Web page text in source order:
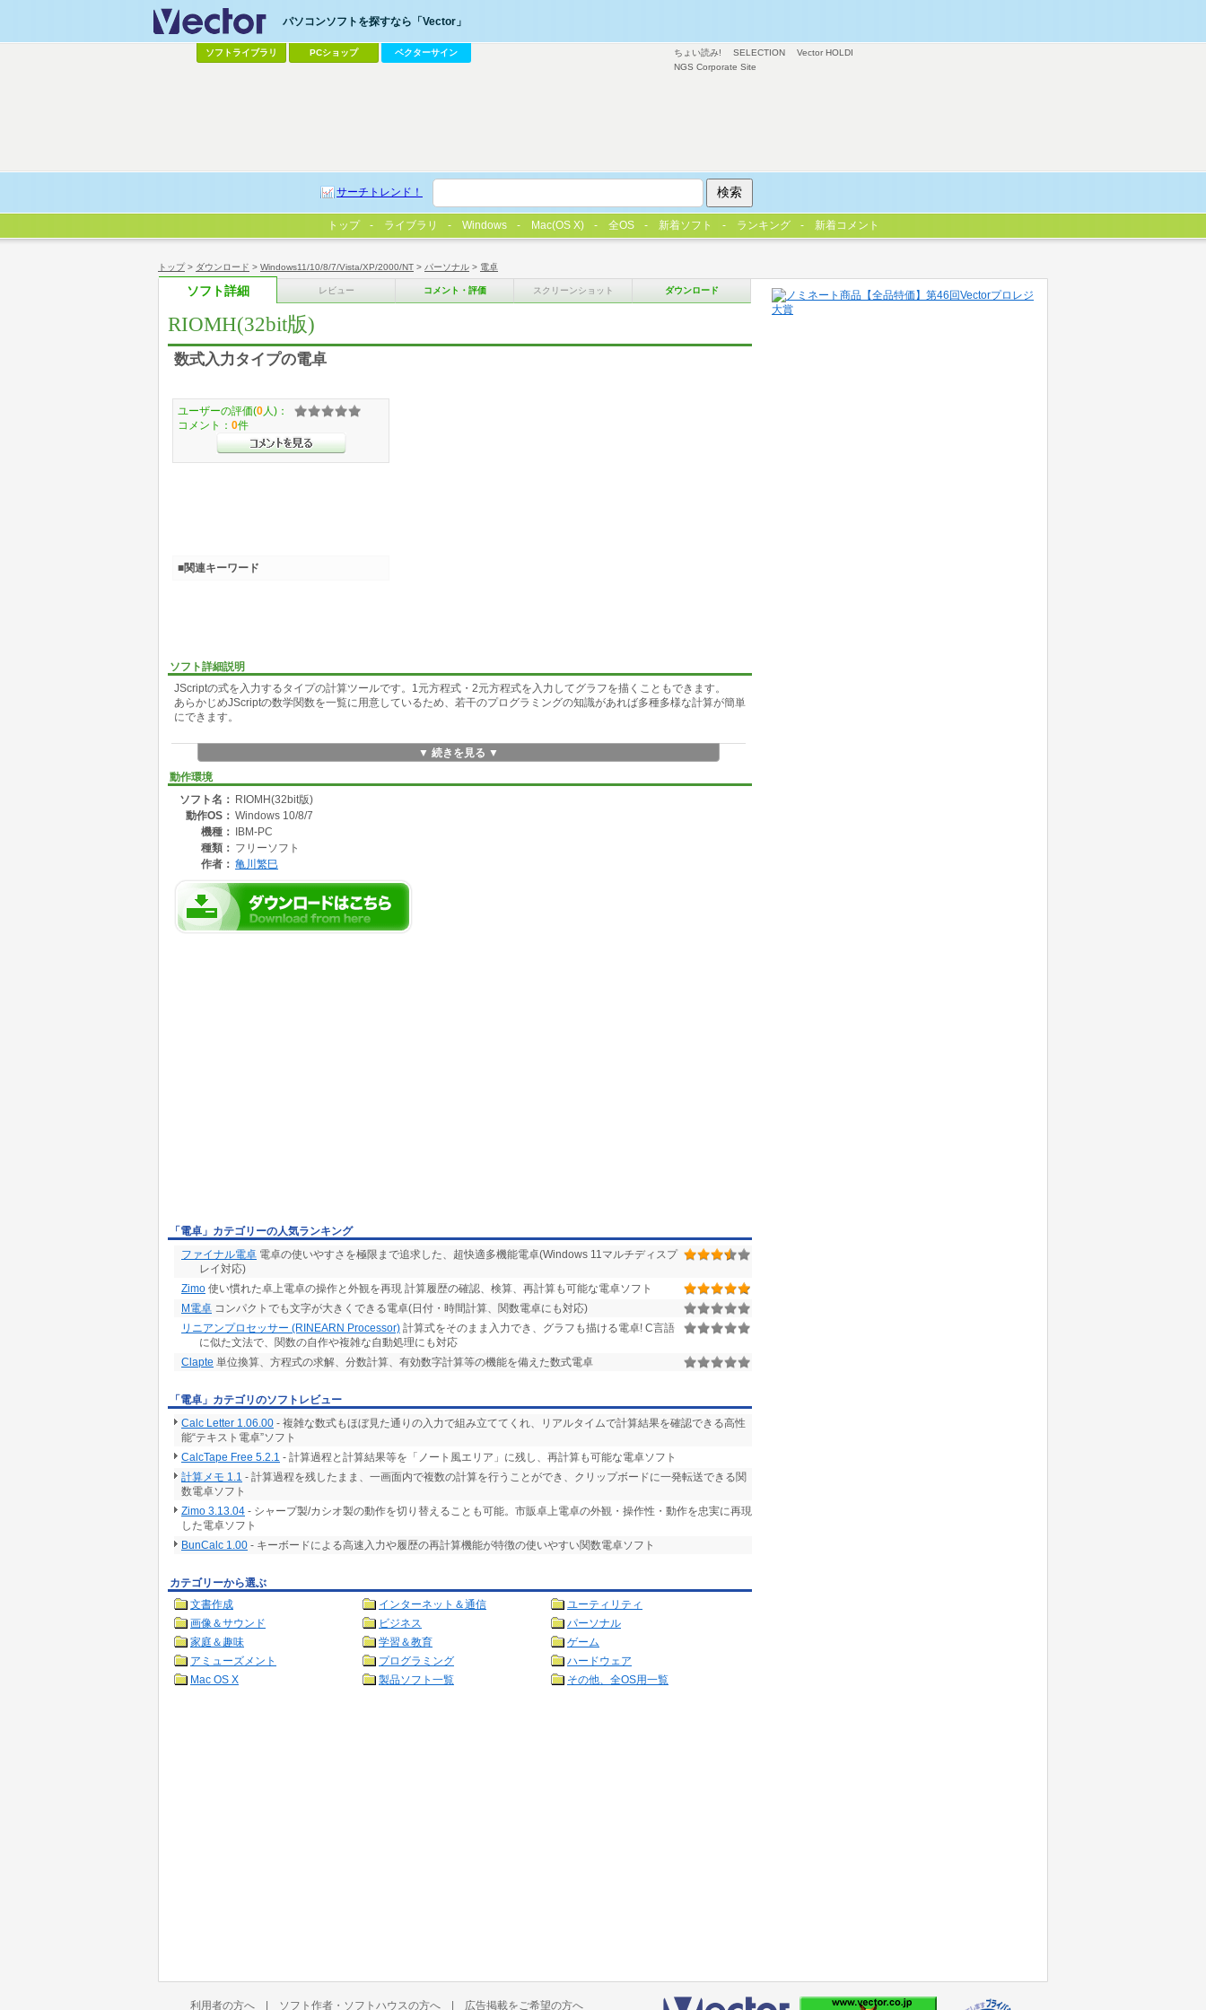
トップ> ダウンロード > Windows11/10/8/7/Vista/XP/2000/NT > パーソナル > 電卓
ソフト詳細 レビュー コメント・評価 スクリーンショット ダウンロード
RIOMH(32bit版)
数式入力タイプの電卓
ソフト詳細説明
JScriptの式を入力するタイプの計算ツールです。1元方程式・2元方程式を入力してグラフを描くこともできます。
あらかじめJScriptの数学関数を一覧に用意しているため、若干のプログラミングの知識があれば多種多様な計算が簡単
にできます。
▼ 続きを見る ▼
動作環境
ソフト名： RIOMH(32bit版)
動作OS： Windows 10/8/7
機種：
IBM-PC
種類： フリーソフト
作者： 亀川繁巳
ユーザーの評価(0 人)：
コメント： 0件
■関連キーワード
「電卓」カテゴリーの人気ランキング
ファイナル電卓 電卓の使いやすさを極限まで追求した、超快適多機能電卓(Windows 11マルチディスプ
レイ対応)
Zimo 使い慣れた卓上電卓の操作と外観を再現 計算履歴の確認、検算、再計算も可能な電卓ソフト
M電卓 コンパクトでも文字が大きくできる電卓(日付・時間計算、関数電卓にも対応)
リニアンプロセッサー (RINEARN Processor) 計算式をそのまま入力でき、グラフも描ける電卓! C言語
に似た文法で、関数の自作や複雑な自動処理にも対応
Clapte 単位換算、方程式の求解、分数計算、有効数字計算等の機能を備えた数式電卓
「電卓」カテゴリのソフトレビュー
Calc Letter 1.06.00 - 複雑な数式もほぼ見た通りの入力で組み立ててくれ、リアルタイムで計算結果を確認できる高性
能“テキスト電卓”ソフト
CalcTape Free 5.2.1 - 計算過程と計算結果等を「ノート風エリア」に残し、再計算も可能な電卓ソフト
計算メモ 1.1 - 計算過程を残したまま、一画面内で複数の計算を行うことができ、クリップボードに一発転送できる関
数電卓ソフト
Zimo 3.13.04 - シャープ製/カシオ製の動作を切り替えることも可能。市販卓上電卓の外観・操作性・動作を忠実に再現
した電卓ソフト
BunCalc 1.00 - キーボードによる高速入力や履歴の再計算機能が特徴の使いやすい関数電卓ソフト
カテゴリーから選ぶ
文書作成
インターネット＆通信
ユーティリティ
画像＆サウンド
ビジネス
パーソナル
家庭＆趣味
学習＆教育
ゲーム
アミューズメント
プログラミング
ハードウェア
Mac OS X
製品ソフト一覧 その他、全OS用一覧
ちょい読み! SELECTION
Vector HOLDI
NGS Corporate Site
パソコンソフトを探すなら「Vector」
ソフトライブラリ PCショップ ベクターサイン
サーチトレンド！
トップ ライブラリ Windows Mac(OS X) 全OS 新着ソフト ランキング 新着コメント
利用者の方へ | ソフト作者・ソフトハウスの方へ | 広告掲載をご希望の方へ